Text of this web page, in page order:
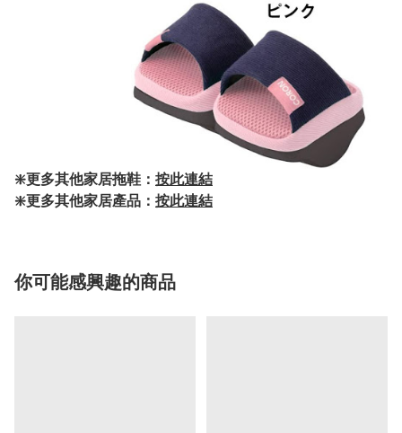
❇️更多其他家居拖鞋： 按此連結
❇️更多其他家居產品： 按此連結
你可能感興趣的商品